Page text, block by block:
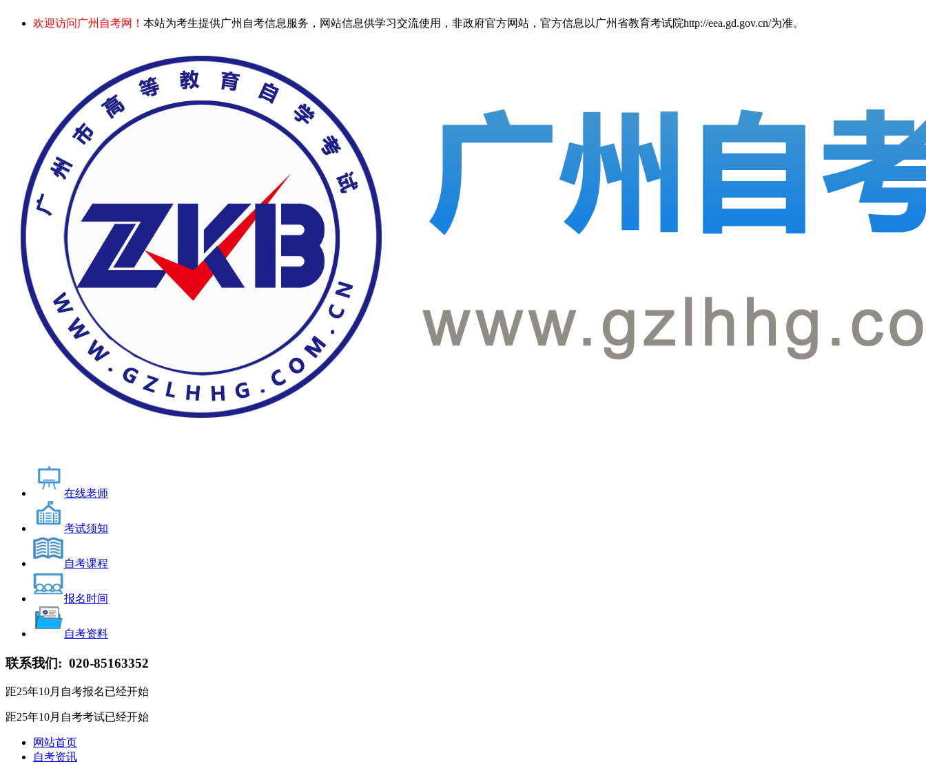
欢迎访问广州自考网！ 本站为考生提供广州自考信息服务，网站信息供学习交流使用，非政府官方网站，官方信息以广州省教育考试院http://eea.gd.gov.cn/为准。
在线老师
考试须知
自考课程
报名时间
自考资料
联系我们: 020-85163352
距25年10月自考报名已经开始
距25年10月自考考试已经开始
网站首页
自考资讯